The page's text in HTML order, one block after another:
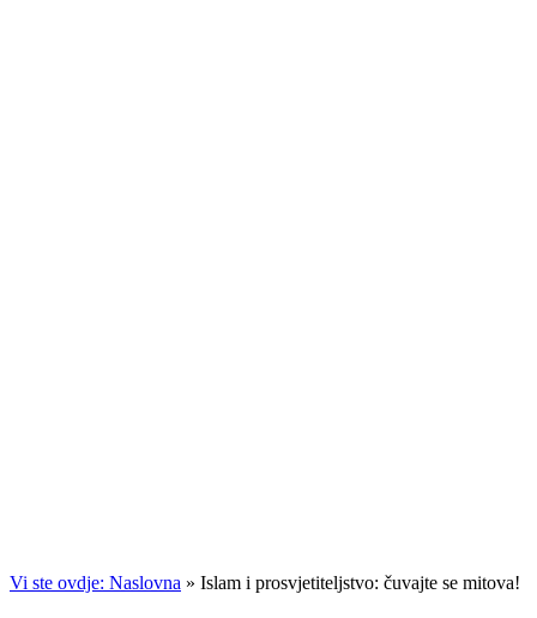
Vi ste ovdje: Naslovna » Islam i prosvjetiteljstvo: čuvajte se mitova!